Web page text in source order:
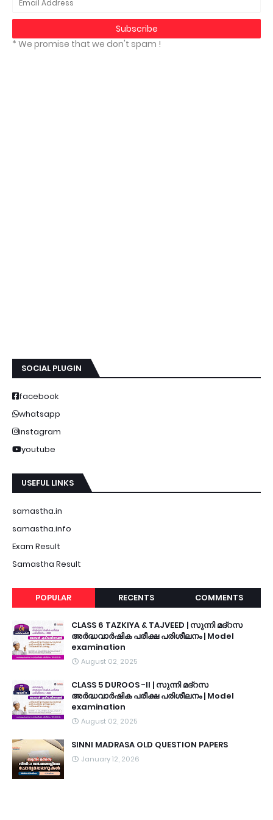
* We promise that we don't spam !
SOCIAL PLUGIN
facebook
whatsapp
instagram
youtube
USEFUL LINKS
samastha.in
samastha.info
Exam Result
Samastha Result
POPULAR RECENTS COMMENTS
CLASS 6 TAZKIYA & TAJVEED | സുന്നി മദ്റസ
അർദ്ധവാർഷിക പരീക്ഷ പരിശീലനം | Model
examination
August 02, 2025
CLASS 5 DUROOS -II | സുന്നി മദ്റസ
അർദ്ധവാർഷിക പരീക്ഷ പരിശീലനം | Model
examination
August 02, 2025
SINNI MADRASA OLD QUESTION PAPERS
January 12, 2026